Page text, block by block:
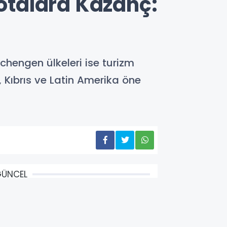
ülkeleri ise turizm
ve Latin Amerika öne